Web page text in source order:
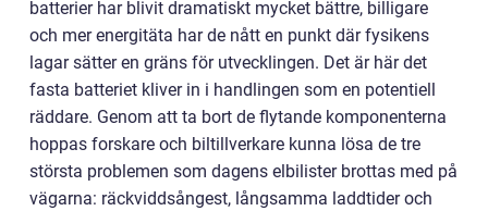
batterier har blivit dramatiskt mycket bättre, billigare
och mer energitäta har de nått en punkt där fysikens
lagar sätter en gräns för utvecklingen. Det är här det
fasta batteriet kliver in i handlingen som en potentiell
räddare. Genom att ta bort de flytande komponenterna
hoppas forskare och biltillverkare kunna lösa de tre
största problemen som dagens elbilister brottas med på
vägarna: räckviddsångest, långsamma laddtider och